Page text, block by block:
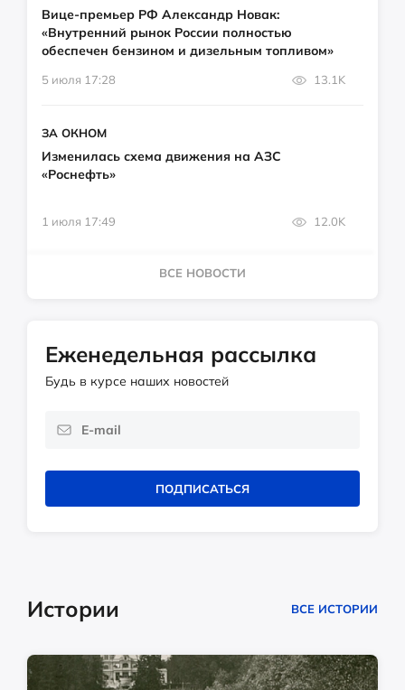
Вице-премьер РФ Александр Новак:
«Внутренний рынок России полностью
обеспечен бензином и дизельным топливом»
5 июля 17:28 13.1K
ЗА ОКНОМ
Изменилась схема движения на АЗС
«Роснефть»
1 июля 17:49 12.0K
ВСЕ НОВОСТИ
Еженедельная рассылка
Будь в курсе наших новостей
ПОДПИСАТЬСЯ
Истории ВСЕ ИСТОРИИ